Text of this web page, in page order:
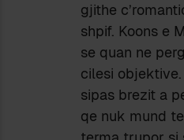
gjithe
shpif. Koons e
se quan ne
cilesi
sipas brezit a
qe nuk mund